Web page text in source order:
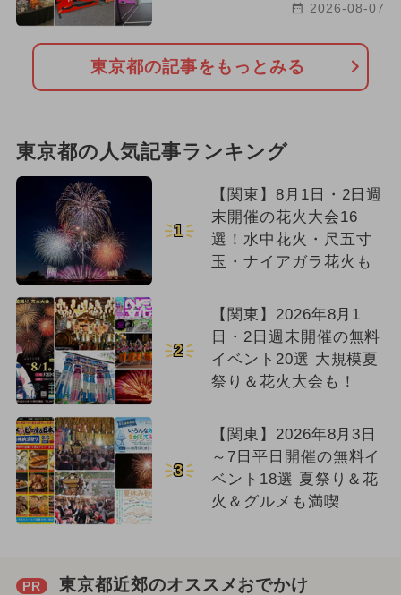
2026-08-07
東京都の記事をもっとみる
東京都の人気記事ランキング
1
【関東】8月1日・2日週
末開催の花火大会16
選！水中花火・尺五寸
玉・ナイアガラ花火も
2
【関東】2026年8月1
日・2日週末開催の無料
イベント20選 大規模夏
祭り＆花火大会も！
3
【関東】2026年8月3日
～7日平日開催の無料イ
ベント18選 夏祭り＆花
火＆グルメも満喫
PR 東京都近郊のオススメおでかけ